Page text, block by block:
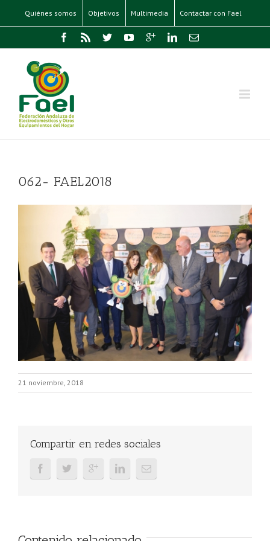
Quiénes somos Objetivos Multimedia Contactar con Fael
062- FAEL2018
21 noviembre, 2018
Compartir en redes sociales